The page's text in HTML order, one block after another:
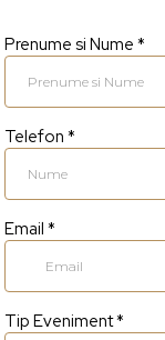
Prenume si Nume *
Telefon *
Email *
Tip Eveniment*